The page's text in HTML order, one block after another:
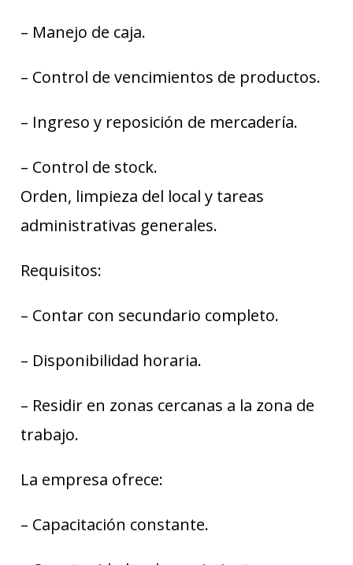
– Manejo de caja.
– Control de vencimientos de productos.
– Ingreso y reposición de mercadería.
– Control de stock.
Orden, limpieza del local y tareas
administrativas generales.
Requisitos:
– Contar con secundario completo.
– Disponibilidad horaria.
– Residir en zonas cercanas a la zona de
trabajo.
La empresa ofrece:
– Capacitación constante.